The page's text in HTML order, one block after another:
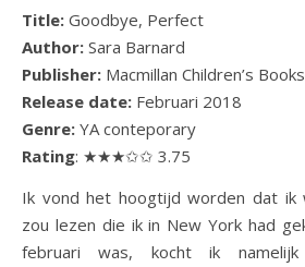
Title: Goodbye, Perfect
Author: Sara Barnard
Publisher: Macmillan Children’s Books
Release date: Februari 2018
Genre: YA conteporary
Rating: ★★★✩✩ 3.75
Ik vond het hoogtijd worden dat ik
zou lezen die ik in New York had
februari was, kocht ik